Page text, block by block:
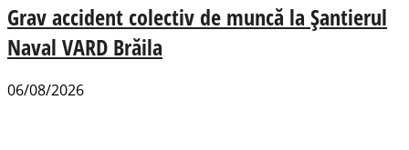
Grav accident colectiv de muncă la Șantierul
Naval VARD Brăila
06/08/2026